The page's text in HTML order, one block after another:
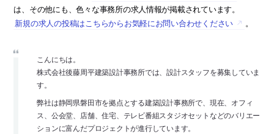
は、その他にも、色々な事務所の求人情報が掲載されています。
新規の求人の投稿はこちらからお気軽にお問い合わせください
。
こんにちは。
株式会社後藤周平建築設計事務所では、設計スタッフを募集していま
す。
弊社は静岡県磐田市を拠点とする建築設計事務所で、現在、オフィ
ス、公会堂、店舗、住宅、テレビ番組スタジオセットなどのバリエー
ションに富んだプロジェクトが進行しています。